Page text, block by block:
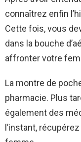
connaîtrez enfin
Cette fois, vous
dans la bouche
affronter votre
La montre de
pharmacie. Plus
également des
l’instant,